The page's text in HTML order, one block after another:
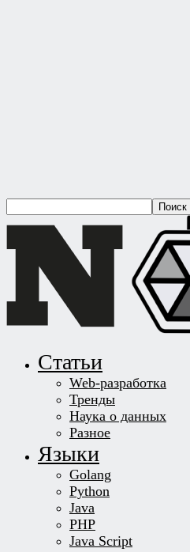
Статьи
Web-разработка
Тренды
Наука о данных
Разное
Языки
Golang
Python
Java
PHP
Java Script